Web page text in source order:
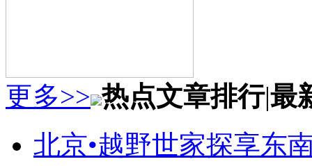
更多>> 热点文章排行|最
北京•越野世家探享东